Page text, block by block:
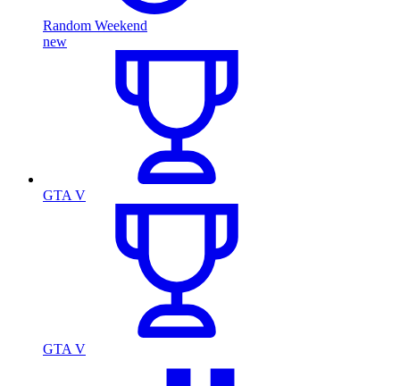
Random Weekend
new
GTA V
GTA V